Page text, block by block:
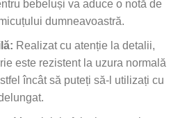
bebeluși va aduce o notă de
dumneavoastră.
Realizat cu atenție la detalii,
este rezistent la uzura normală
încât să puteți să-l utilizați cu